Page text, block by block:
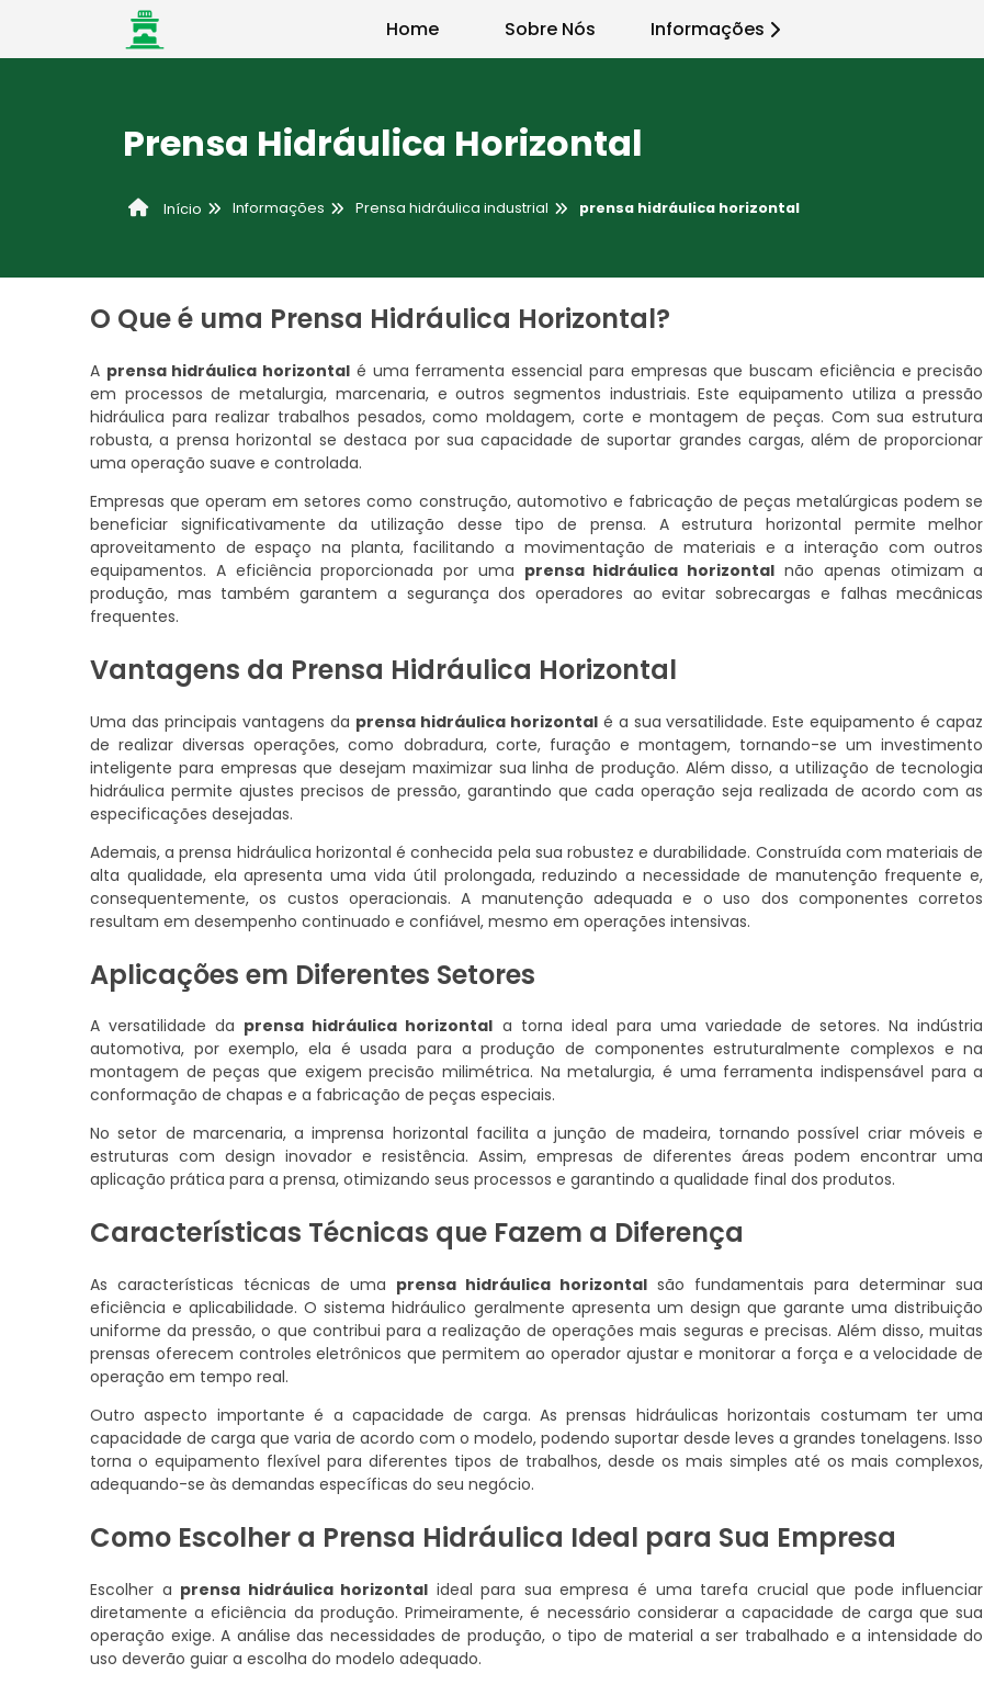
Home Sobre Nós Informações
Prensa Hidráulica Horizontal
Início Informações Prensa hidráulica industrial prensa hidráulica horizontal
O Que é uma Prensa Hidráulica Horizontal?
A prensa hidráulica horizontal é uma ferramenta essencial para empresas que buscam eficiência e precisão
em processos de metalurgia, marcenaria, e outros segmentos industriais. Este equipamento utiliza a pressão
hidráulica para realizar trabalhos pesados, como moldagem, corte e montagem de peças. Com sua estrutura
robusta, a prensa horizontal se destaca por sua capacidade de suportar grandes cargas, além de proporcionar
uma operação suave e controlada.
Empresas que operam em setores como construção, automotivo e fabricação de peças metalúrgicas podem se
beneficiar significativamente da utilização desse tipo de prensa. A estrutura horizontal permite melhor
aproveitamento de espaço na planta, facilitando a movimentação de materiais e a interação com outros
equipamentos. A eficiência proporcionada por uma prensa hidráulica horizontal não apenas otimizam a
produção, mas também garantem a segurança dos operadores ao evitar sobrecargas e falhas mecânicas
frequentes.
Vantagens da Prensa Hidráulica Horizontal
Uma das principais vantagens da prensa hidráulica horizontalé a sua versatilidade. Este equipamento é capaz
de realizar diversas operações, como dobradura, corte, furação e montagem, tornando-se um investimento
inteligente para empresas que desejam maximizar sua linha de produção. Além disso, a utilização de tecnologia
hidráulica permite ajustes precisos de pressão, garantindo que cada operação seja realizada de acordo com as
especificações desejadas.
Ademais, a prensa hidráulica horizontal é conhecida pela sua robustez e durabilidade. Construída com materiais de
alta qualidade, ela apresenta uma vida útil prolongada, reduzindo a necessidade de manutenção frequente e,
consequentemente, os custos operacionais. A manutenção adequada e o uso dos componentes corretos
resultam em desempenho continuado e confiável, mesmo em operações intensivas.
Aplicações em Diferentes Setores
A versatilidade da prensa hidráulica horizontal a torna ideal para uma variedade de setores. Na indústria
automotiva, por exemplo, ela é usada para a produção de componentes estruturalmente complexos e na
montagem de peças que exigem precisão milimétrica. Na metalurgia, é uma ferramenta indispensável para a
conformação de chapas e a fabricação de peças especiais.
No setor de marcenaria, a imprensa horizontal facilita a junção de madeira, tornando possível criar móveis e
estruturas com design inovador e resistência. Assim, empresas de diferentes áreas podem encontrar uma
aplicação prática para a prensa, otimizando seus processos e garantindo a qualidade final dos produtos.
Características Técnicas que Fazem a Diferença
As características técnicas de uma prensa hidráulica horizontal são fundamentais para determinar sua
eficiência e aplicabilidade. O sistema hidráulico geralmente apresenta um design que garante uma distribuição
uniforme da pressão, o que contribui para a realização de operações mais seguras e precisas. Além disso, muitas
prensas oferecem controles eletrônicos que permitem ao operador ajustar e monitorar a força e a velocidade de
operação em tempo real.
Outro aspecto importante é a capacidade de carga. As prensas hidráulicas horizontais costumam ter uma
capacidade de carga que varia de acordo com o modelo, podendo suportar desde leves a grandes tonelagens. Isso
torna o equipamento flexível para diferentes tipos de trabalhos, desde os mais simples até os mais complexos,
adequando-se às demandas específicas do seu negócio.
Como Escolher a Prensa Hidráulica Ideal para Sua Empresa
Escolher a prensa hidráulica horizontal ideal para sua empresa é uma tarefa crucial que pode influenciar
diretamente a eficiência da produção. Primeiramente, é necessário considerar a capacidade de carga que sua
operação exige. A análise das necessidades de produção, o tipo de material a ser trabalhado e a intensidade do
uso deverão guiar a escolha do modelo adequado.